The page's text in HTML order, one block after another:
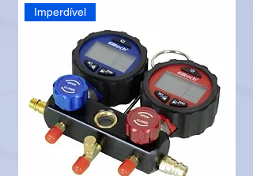
Imperdível